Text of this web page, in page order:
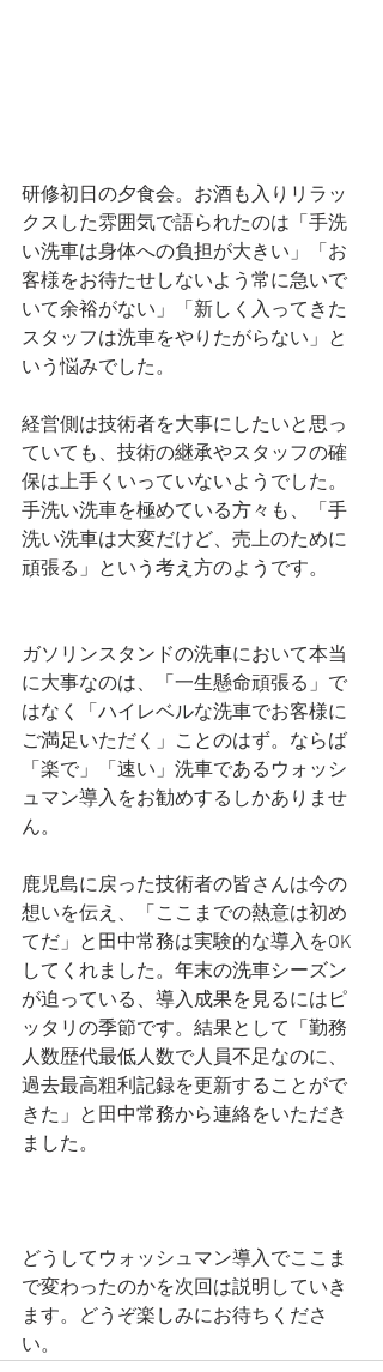
研修初日の夕食会。お酒も入りリラッ
クスした雰囲気で語られたのは「手洗
い洗車は身体への負担が大きい」「お
客様をお待たせしないよう常に急いで
いて余裕がない」「新しく入ってきた
スタッフは洗車をやりたがらない」と
いう悩みでした。
経営側は技術者を大事にしたいと思っ
ていても、技術の継承やスタッフの確
保は上手くいっていないようでした。
手洗い洗車を極めている方々も、「手
洗い洗車は大変だけど、売上のために
頑張る」という考え方のようです。
ガソリンスタンドの洗車において本当
に大事なのは、「一生懸命頑張る」で
はなく「ハイレベルな洗車でお客様に
ご満足いただく」ことのはず。ならば
「楽で」「速い」洗車であるウォッシ
ュマン導入をお勧めするしかありませ
ん。
鹿児島に戻った技術者の皆さんは今の
想いを伝え、「ここまでの熱意は初め
てだ」と田中常務は実験的な導入をOK
してくれました。年末の洗車シーズン
が迫っている、導入成果を見るにはピ
ッタリの季節です。結果として「勤務
人数歴代最低人数で人員不足なのに、
過去最高粗利記録を更新することがで
きた」と田中常務から連絡をいただき
ました。
どうしてウォッシュマン導入でここま
で変わったのかを次回は説明していき
ます。どうぞ楽しみにお待ちくださ
い。